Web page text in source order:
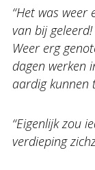
‘‘Het was
van bij
Weer erg
dagen werken
aardig kunnen
‘‘Eigenlijk zou
verdieping